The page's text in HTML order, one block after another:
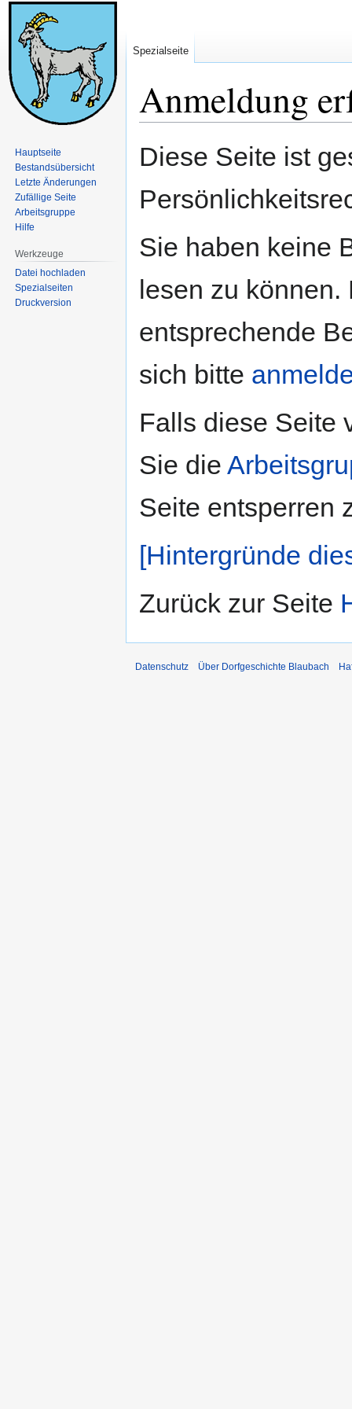
Anmeldung
Navigation
Suche
Diese Seite ist
Sie haben keine
lesen zu
entsprechende
sich bitte
Falls diese Seite
Sie die
Seite entsperren
[Hintergründe
Zurück zur Seite
Spezialseite
Hauptseite
Bestandsübersicht
Letzte Änderungen
Zufällige Seite
Arbeitsgruppe
Hilfe
Werkzeuge
Datei hochladen
Spezialseiten
Druckversion
Datenschutz Über Dorfgeschichte Blaubach